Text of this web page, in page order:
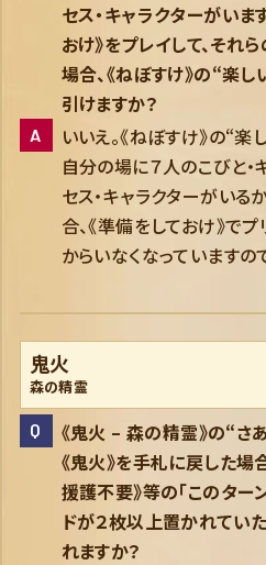
セス・キャラクターがいま
おけ》をプレイして、それ
場合、《ねぼすけ》の“楽
引けますか？
いいえ。《ねぼすけ》の“
自分の場に７人のこびと・
セス・キャラクターがいる
合、《準備をしておけ》で
からいなくなっていますの
鬼火
森の精霊
《鬼火 – 森の精霊》の“さ
《鬼火》を手札に戻した場
援護不要》等の「このタ
ドが２枚以上置かれてい
れますか？